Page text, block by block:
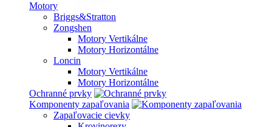
Motory
Briggs&Stratton
Zongshen
Motory Vertikálne
Motory Horizontálne
Loncin
Motory Vertikálne
Motory Horizontálne
Ochranné prvky
Komponenty zapaľovania
Zapaľovacie cievky